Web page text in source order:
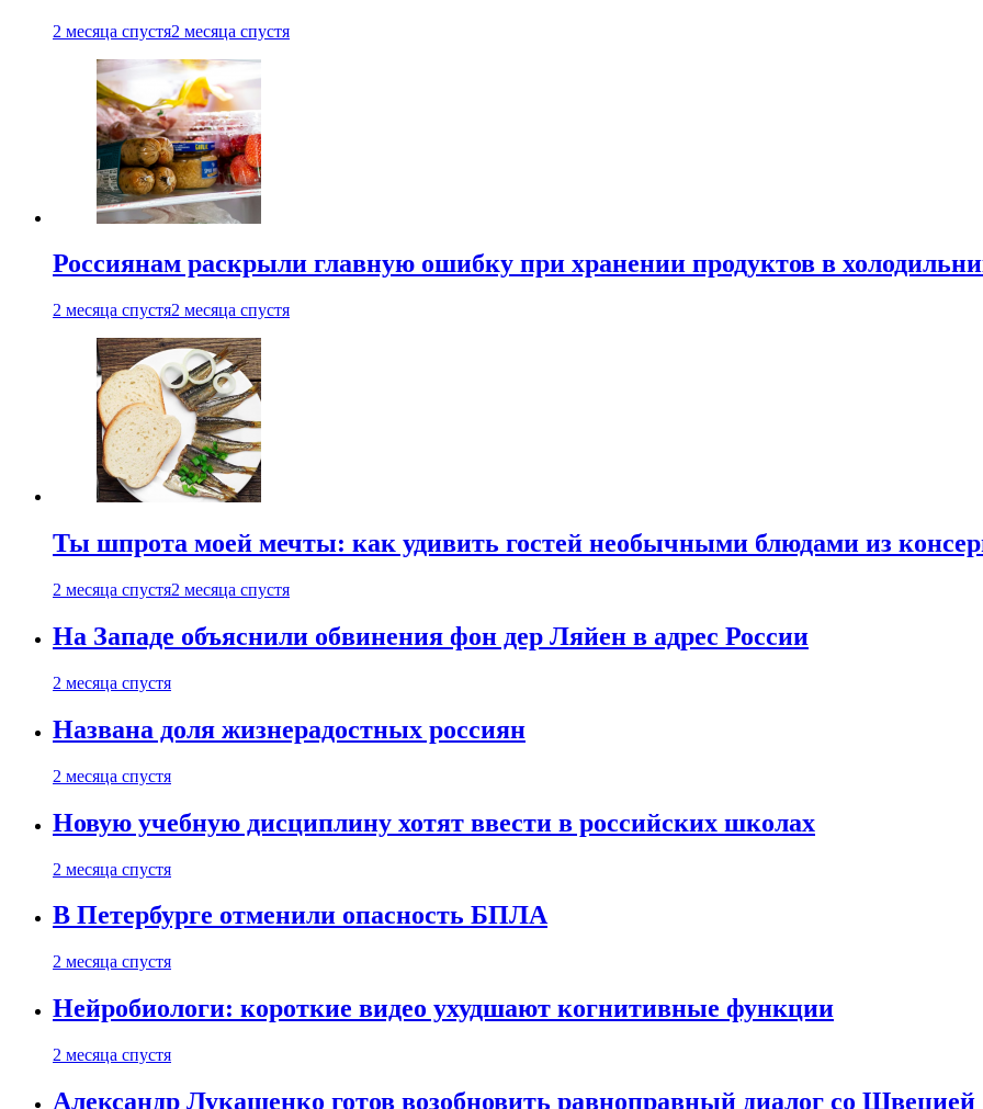
2 месяца спустя2 месяца спустя
Россиянам раскрыли главную ошибку при хранении продуктов в
2 месяца спустя2 месяца спустя
Ты шпрота моей мечты: как удивить гостей необычными блюдами из
2 месяца спустя2 месяца спустя
На Западе объяснили обвинения фон дер Ляйен в адрес России
2 месяца спустя
Названа доля жизнерадостных россиян
2 месяца спустя
Новую учебную дисциплину хотят ввести в российских школах
2 месяца спустя
В Петербурге отменили опасность БПЛА
2 месяца спустя
Нейробиологи: короткие видео ухудшают когнитивные функции
2 месяца спустя
Александр Лукашенко готов возобновить равноправный диалог со Швецией